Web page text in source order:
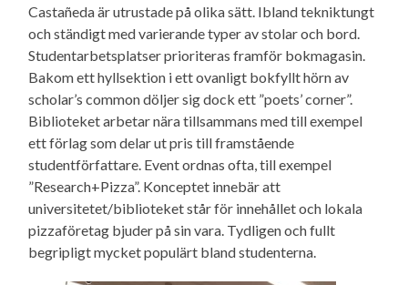
Castañeda är utrustade på olika sätt. Ibland tekniktungt
och ständigt med varierande typer av stolar och bord.
Studentarbetsplatser prioriteras framför bokmagasin.
Bakom ett hyllsektion i ett ovanligt bokfyllt hörn av
scholar’s common döljer sig dock ett ”poets’ corner”.
Biblioteket arbetar nära tillsammans med till exempel
ett förlag som delar ut pris till framstående
studentförfattare. Event ordnas ofta, till exempel
”Research+Pizza”. Konceptet innebär att
universitetet/biblioteket står för innehållet och lokala
pizzaföretag bjuder på sin vara. Tydligen och fullt
begripligt mycket populärt bland studenterna.